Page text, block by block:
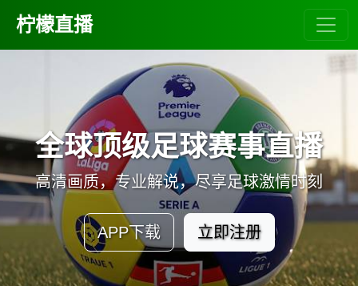
柠檬直播
全球顶级足球赛事直播
高清画质，专业解说，尽享足球激情时刻
APP下载 立即注册